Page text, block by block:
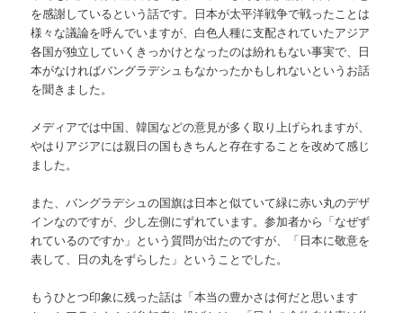
を感謝しているという話です。日本が太平洋戦争で戦ったことは
様々な議論を呼んでいますが、白色人種に支配されていたアジア
各国が独立していくきっかけとなったのは紛れもない事実で、日
本がなければバングラデシュもなかったかもしれないというお話
を聞きました。
メディアでは中国、韓国などの意見が多く取り上げられますが、
やはりアジアには親日の国もきちんと存在することを改めて感じ
ました。
また、バングラデシュの国旗は日本と似ていて緑に赤い丸のデザ
インなのですが、少し左側にずれています。参加者から「なぜず
れているのですか」という質問が出たのですが、「日本に敬意を
表して、日の丸をずらした」ということでした。
もうひとつ印象に残った話は「本当の豊かさは何だと思います